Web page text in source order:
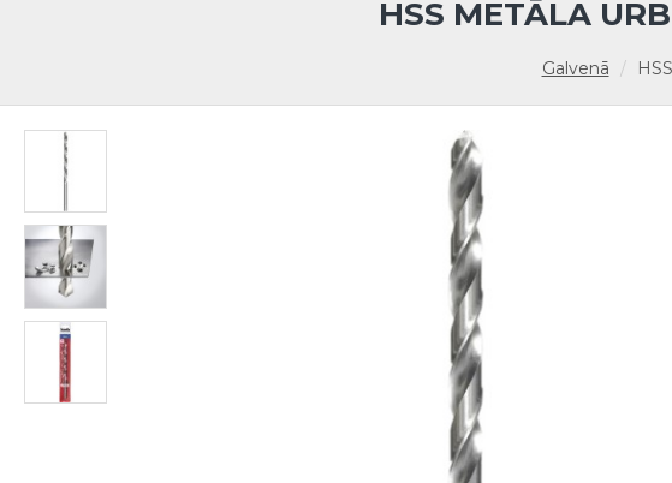
Galvenā
HSS METĀLA